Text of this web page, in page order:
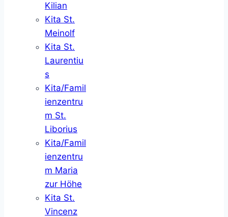
Kilian
Kita St.
Meinolf
Kita St.
Laurentiu
s
Kita/Famil
ienzentru
m St.
Liborius
Kita/Famil
ienzentru
m Maria
zur Höhe
Kita St.
Vincenz